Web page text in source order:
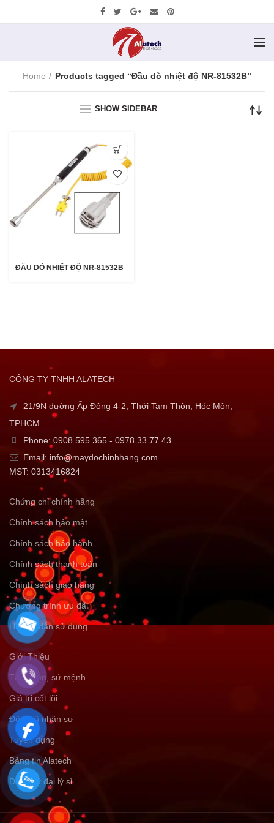
Home Products tagged “Đầu dò nhiệt độ NR-81532B”
SHOW SIDEBAR
ĐẦU DÒ NHIỆT ĐỘ NR-81532B
CÔNG TY TNHH ALATECH
21/9N đường Ấp Đông 4-2, Thới Tam Thôn, Hóc Môn,
TPHCM
Phone: 0908 595 365 - 0978 33 77 43
Email: info@maydochinhhang.com
MST: 0313416824
Chứng chỉ chính hãng
Chính sách bảo mật
Chính sách bảo hành
Chính sách thanh toán
Chính sách giao hàng
Chương trình ưu đãi
Hướng dẫn sử dụng
Giới Thiệu
Tầm nhìn, sứ mệnh
Giá trị cốt lõi
Đội ngũ nhân sự
Tuyển dụng
Bảng tin Alatech
Đăng ký đại lý sỉ